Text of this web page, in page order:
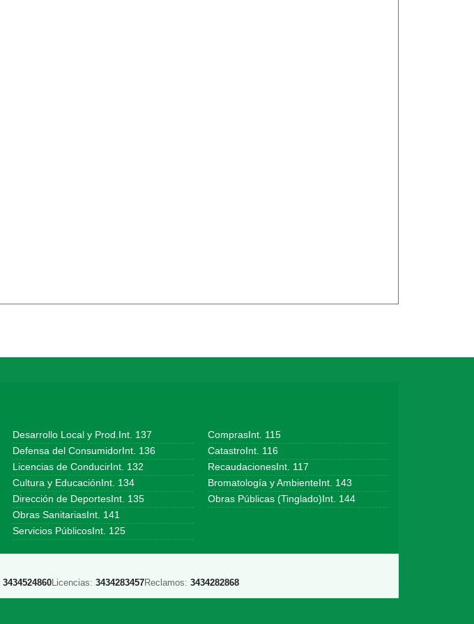
Desarrollo Local y Prod.Int. 137
Defensa del ConsumidorInt. 136
Licencias de ConducirInt. 132
Cultura y EducaciónInt. 134
Dirección de DeportesInt. 135
Obras SanitariasInt. 141
Servicios PúblicosInt. 125
ComprasInt. 115
CatastroInt. 116
RecaudacionesInt. 117
Bromatología y AmbienteInt. 143
Obras Públicas (Tinglado)Int. 144
3434524860Licencias: 3434283457Reclamos: 3434282868